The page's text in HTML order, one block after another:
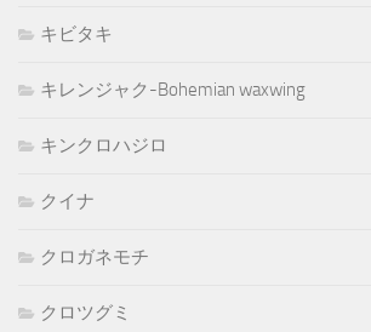
キビタキ
キレンジャク-Bohemian waxwing
キンクロハジロ
クイナ
クロガネモチ
クロツグミ